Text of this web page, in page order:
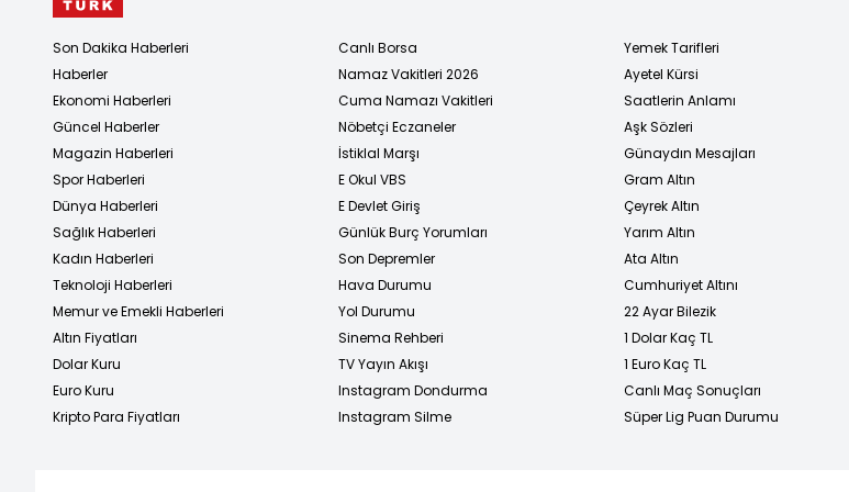
Son Dakika Haberleri
Haberler
Ekonomi Haberleri
Güncel Haberler
Magazin Haberleri
Spor Haberleri
Dünya Haberleri
Sağlık Haberleri
Kadın Haberleri
Teknoloji Haberleri
Memur ve Emekli Haberleri
Altın Fiyatları
Dolar Kuru
Euro Kuru
Kripto Para Fiyatları
Canlı Borsa
Namaz Vakitleri 2026
Cuma Namazı Vakitleri
Nöbetçi Eczaneler
İstiklal Marşı
E Okul VBS
E Devlet Giriş
Günlük Burç Yorumları
Son Depremler
Hava Durumu
Yol Durumu
Sinema Rehberi
TV Yayın Akışı
Instagram Dondurma
Instagram Silme
Yemek Tarifleri
Ayetel Kürsi
Saatlerin Anlamı
Aşk Sözleri
Günaydın Mesajları
Gram Altın
Çeyrek Altın
Yarım Altın
Ata Altın
Cumhuriyet Altını
22 Ayar Bilezik
1 Dolar Kaç TL
1 Euro Kaç TL
Canlı Maç Sonuçları
Süper Lig Puan Durumu